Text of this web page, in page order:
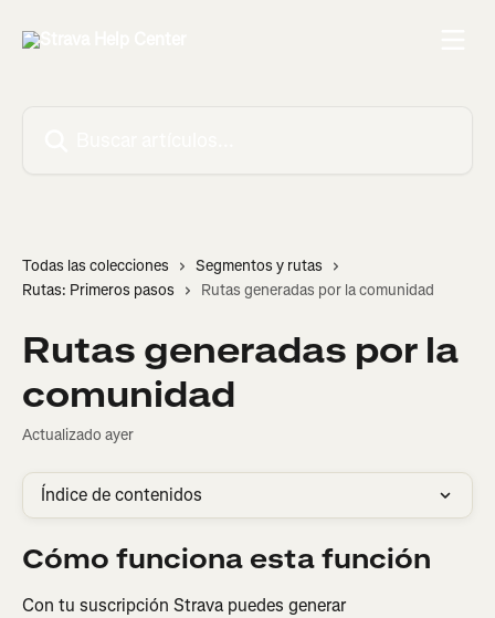
Todas las colecciones
Segmentos y rutas
Rutas: Primeros pasos
Rutas generadas por la comunidad
Rutas generadas por la
comunidad
Actualizado ayer
Índice de contenidos
Cómo funciona esta función
Con tu suscripción Strava puedes generar